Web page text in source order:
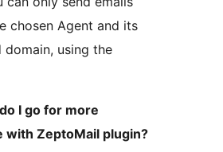
chosen Agent and its
domain, using the
I go for more
with ZeptoMail plugin?